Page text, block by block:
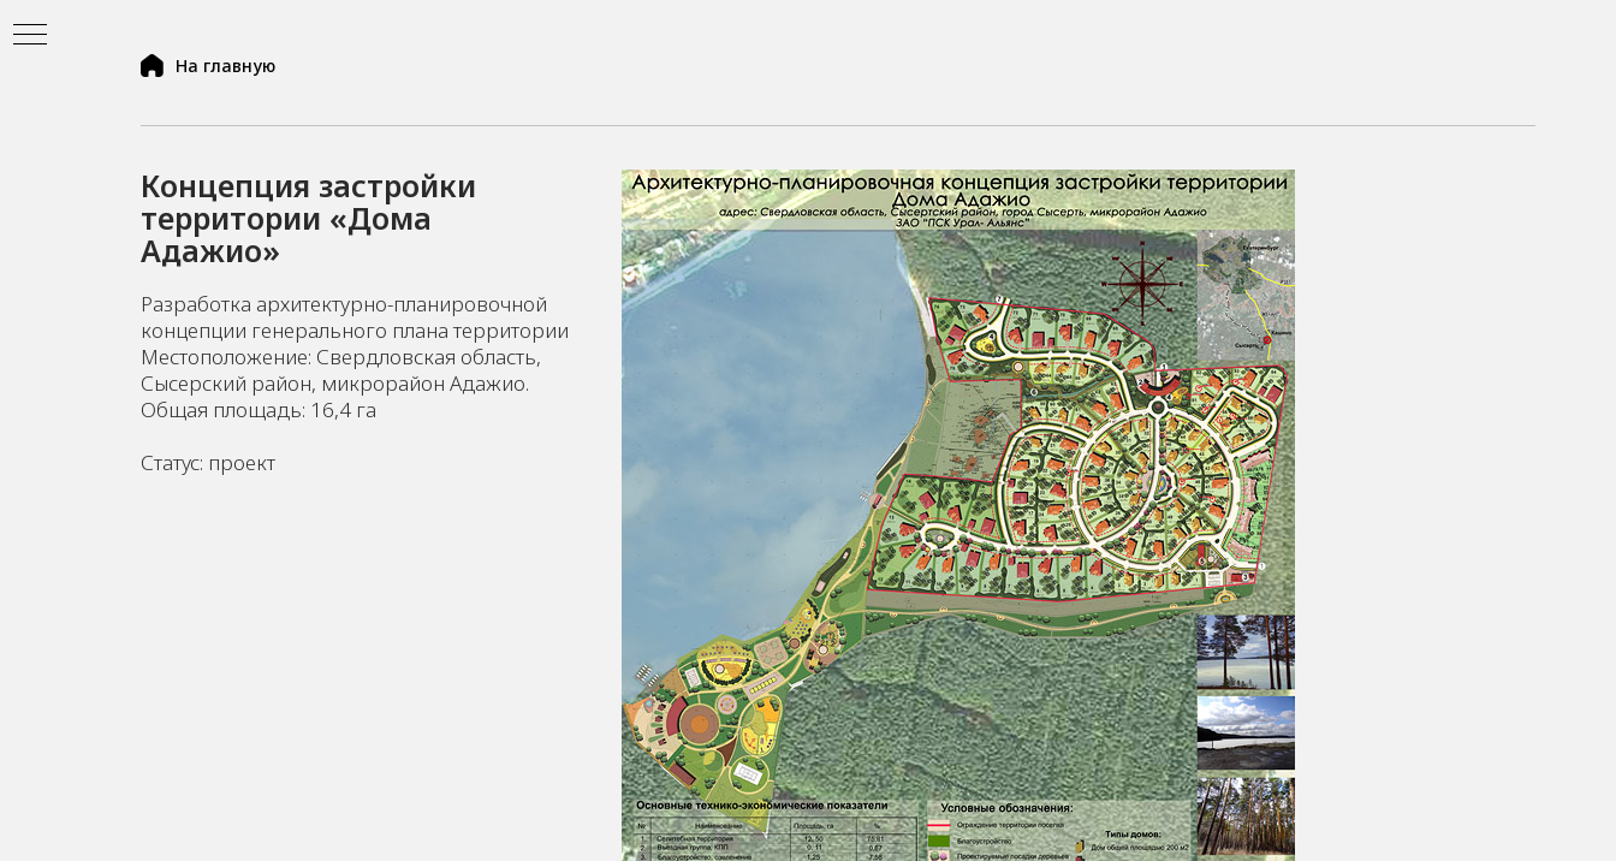
На главную
Концепция застройки
территории «Дома
Адажио»
Разработка архитектурно-планировочной
концепции генерального плана территории
Местоположение: Свердловская область,
Сысерский район, микрорайон Адажио.
Общая площадь: 16,4 га
Статус: проект